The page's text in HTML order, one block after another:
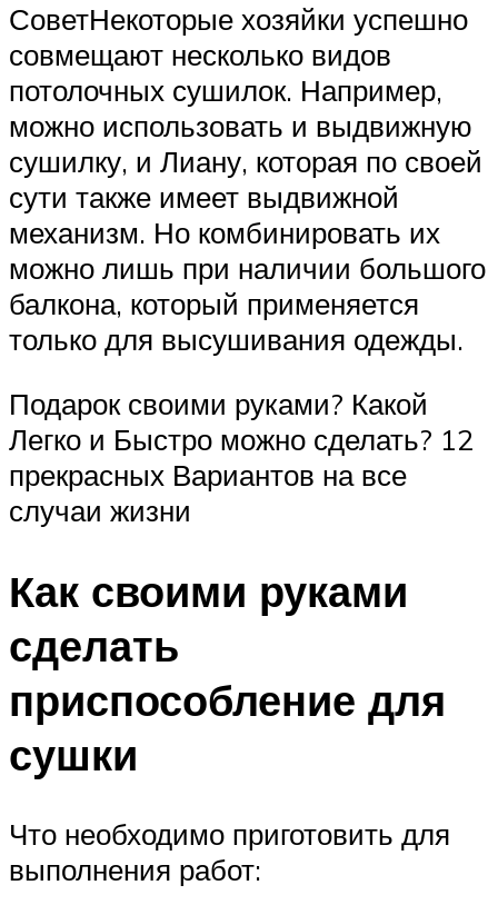
СоветНекоторые хозяйки успешно
совмещают несколько видов
потолочных сушилок. Например,
можно использовать и выдвижную
сушилку, и Лиану, которая по своей
сути также имеет выдвижной
механизм. Но комбинировать их
можно лишь при наличии большого
балкона, который применяется
только для высушивания одежды.
Подарок своими руками? Какой
Легко и Быстро можно сделать? 12
прекрасных Вариантов на все
случаи жизни
Как своими руками
сделать
приспособление для
сушки
Что необходимо приготовить для
выполнения работ: